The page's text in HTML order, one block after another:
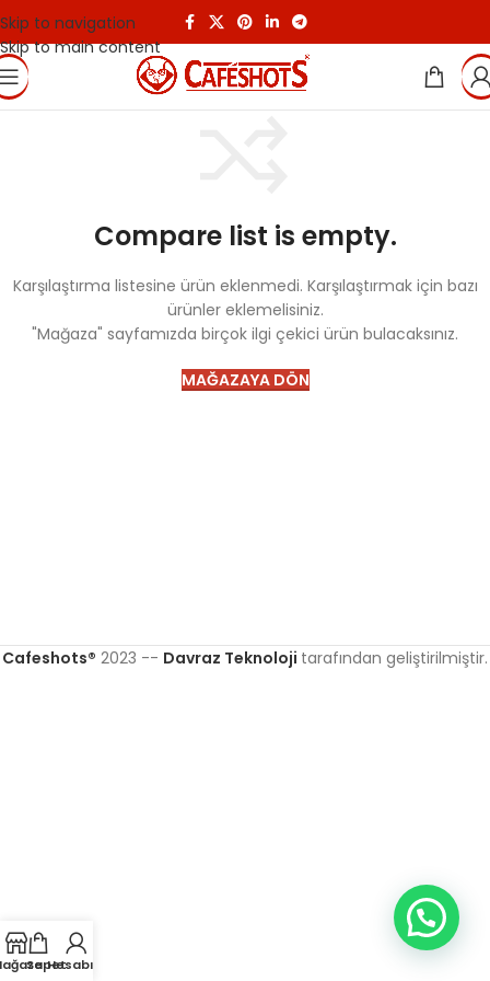
Skip to navigation
Skip to main content
Compare list is empty.
Karşılaştırma listesine ürün eklenmedi. Karşılaştırmak için bazı
ürünler eklemelisiniz.
"Mağaza" sayfamızda birçok ilgi çekici ürün bulacaksınız.
MAĞAZAYA DÖN
Cafeshots® 2023 -- Davraz Teknoloji tarafından geliştirilmiştir.
SepetHesabım